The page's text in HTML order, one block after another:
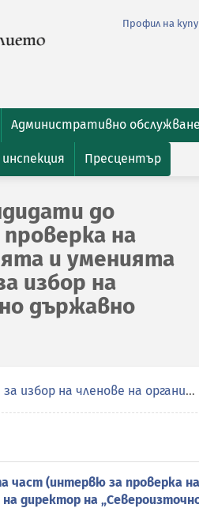
Профил на
Административно обслужване
Пресцентър
до
на
и уменията
избор на
държавно
на органите за управление и контрол в публичните предприятия
част (интервю за проверка
директор на